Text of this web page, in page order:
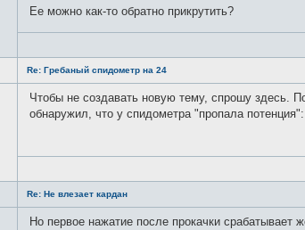
Ее можно как-то обратно прикрутить?
Re: Гребаный спидометр на 24
Чтобы не создавать новую тему, спрошу здесь.
обнаружил, что у спидометра "пропала
Re: Не влезает кардан
Но первое нажатие после прокачки срабатывает